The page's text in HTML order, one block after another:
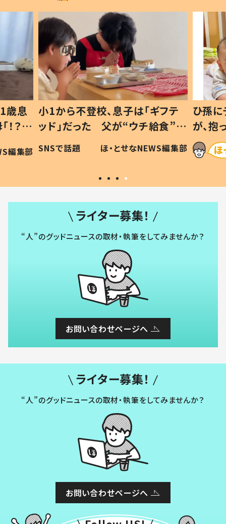
フテ
食”を
編集部
ひ孫にデレデレな80歳じいじ
が、抱っこすると…ひ孫の反応に
「涙が出ました」「可愛くて仕方な
い」
ほ・とせなNEWS編集部
ライター募集！
“人”のグッドニュースの取材・執筆をしてみませんか？
お問い合わせページへ
ライター募集！
“人”のグッドニュースの取材・執筆をしてみませんか？
お問い合わせページへ